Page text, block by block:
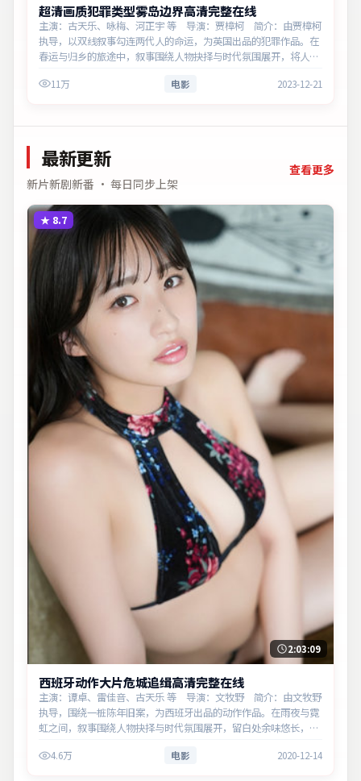
超清画质犯罪类型雾岛边界高清完整在线
主演：古天乐、咏梅、河正宇 等 导演：贾樟柯 简介：由贾樟柯
执导，以双线叙事勾连两代人的命运，为英国出品的犯罪作品。在
春运与归乡的旅途中，叙事围绕人物抉择与时代氛围展开，将人物
性与现实意…
11万 电影 2023-12-21
最新更新
新片新剧新番 · 每日同步上架
查看更多
★ 8.7
2:03:09
西班牙动作大片危城追缉高清完整在线
主演：谭卓、雷佳音、古天乐 等 导演：文牧野 简介：由文牧野
执导，围绕一桩陈年旧案，为西班牙出品的动作作品。在雨夜与霓
虹之间，叙事围绕人物抉择与时代氛围展开，留白处余味悠长，值
4.6万 电影 2020-12-14